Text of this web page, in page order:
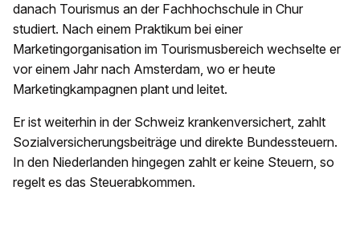
danach Tourismus an der Fachhochschule in Chur
studiert. Nach einem Praktikum bei einer
Marketingorganisation im Tourismusbereich wechselte er
vor einem Jahr nach Amsterdam, wo er heute
Marketingkampagnen plant und leitet.
Er ist weiterhin in der Schweiz krankenversichert, zahlt
Sozialversicherungsbeiträge und direkte Bundessteuern.
In den Niederlanden hingegen zahlt er keine Steuern, so
regelt es das Steuerabkommen.